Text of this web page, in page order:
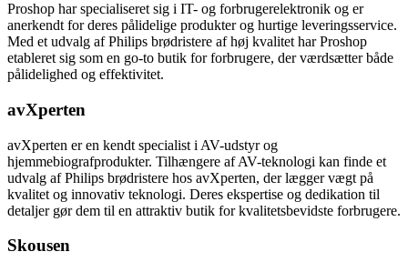
Proshop har specialiseret sig i IT- og forbrugerelektronik og er
anerkendt for deres pålidelige produkter og hurtige leveringsservice.
Med et udvalg af Philips brødristere af høj kvalitet har Proshop
etableret sig som en go-to butik for forbrugere, der værdsætter både
pålidelighed og effektivitet.
avXperten
avXperten er en kendt specialist i AV-udstyr og
hjemmebiografprodukter. Tilhængere af AV-teknologi kan finde et
udvalg af Philips brødristere hos avXperten, der lægger vægt på
kvalitet og innovativ teknologi. Deres ekspertise og dedikation til
detaljer gør dem til en attraktiv butik for kvalitetsbevidste forbrugere.
Skousen